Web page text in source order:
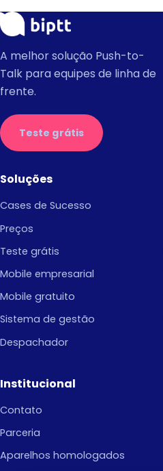
A melhor solução Push-to-
Talk para equipes de linha de
frente.
Teste grátis
Soluções
Cases de Sucesso
Preços
Teste grátis
Mobile empresarial
Mobile gratuito
Sistema de gestão
Despachador
Institucional
Contato
Parceria
Aparelhos homologados